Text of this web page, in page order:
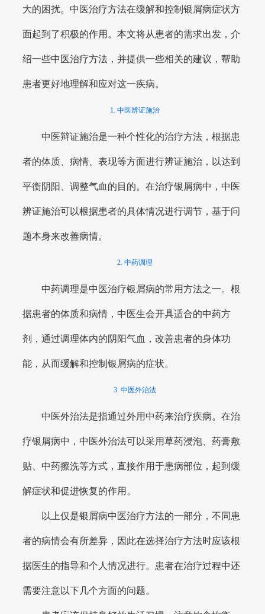
大的困扰。中医治疗方法在缓解和控制银屑病症状方
面起到了积极的作用。本文将从患者的需求出发，介
绍一些中医治疗方法，并提供一些相关的建议，帮助
患者更好地理解和应对这一疾病。
1. 中医辨证施治
中医辩证施治是一种个性化的治疗方法，根据患
者的体质、病情、表现等方面进行辨证施治，以达到
平衡阴阳、调整气血的目的。在治疗银屑病中，中医
辨证施治可以根据患者的具体情况进行调节，基于问
题本身来改善病情。
2. 中药调理
中药调理是中医治疗银屑病的常用方法之一。根
据患者的体质和病情，中医生会开具适合的中药方
剂，通过调理体内的阴阳气血，改善患者的身体功
能，从而缓解和控制银屑病的症状。
3. 中医外治法
中医外治法是指通过外用中药来治疗疾病。在治
疗银屑病中，中医外治法可以采用草药浸泡、药膏敷
贴、中药擦洗等方式，直接作用于患病部位，起到缓
解症状和促进恢复的作用。
以上仅是银屑病中医治疗方法的一部分，不同患
者的病情会有所差异，因此在选择治疗方法时应该根
据医生的指导和个人情况进行。患者在治疗过程中还
需要注意以下几个方面的问题。